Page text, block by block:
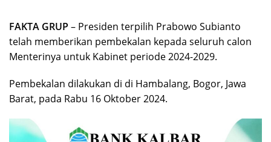
FAKTA GRUP – Presiden terpilih Prabowo Subianto
telah memberikan pembekalan kepada seluruh calon
Menterinya untuk Kabinet periode 2024-2029.
Pembekalan dilakukan di di Hambalang, Bogor, Jawa
Barat, pada Rabu 16 Oktober 2024.